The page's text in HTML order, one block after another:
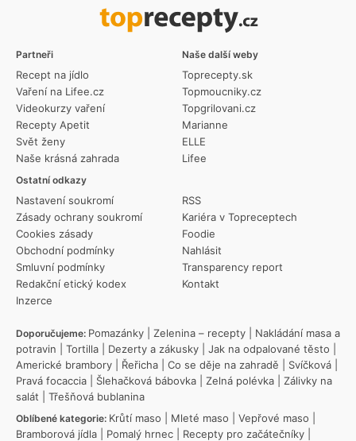
Partneři
Recept na jídlo
Vaření na Lifee.cz
Videokurzy vaření
Recepty Apetit
Svět ženy
Naše krásná zahrada
Ostatní odkazy
Nastavení soukromí
Zásady ochrany soukromí
Cookies zásady
Obchodní podmínky
Smluvní podmínky
Redakční etický kodex
Inzerce
RSS
Kariéra v Topreceptech
Foodie
Nahlásit
Transparency report
Kontakt
Naše další weby
Toprecepty.sk
Topmoucniky.cz
Topgrilovani.cz
Marianne
ELLE
Lifee
Doporučujeme: Pomazánky Zelenina – recepty
Nakládání masa a
potravin
Tortilla Dezerty a zákusky Jak na odpalované těsto
Americké brambory
Řeřicha Co se děje na zahradě Svíčková
Pravá focaccia
Šlehačková bábovka Zelná polévka
Zálivky na
salát
Třešňová bublanina
Oblíbené kategorie: Krůtí maso Mleté maso Vepřové maso
Bramborová jídla
Pomalý hrnec Recepty pro začátečníky